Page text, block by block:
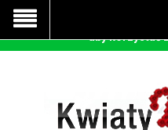
Nasza strona korzysta z
prawidłowego działania.
aby korzystać